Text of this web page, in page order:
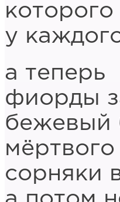
у
а теперь
фиорды
бежевый
сорняки